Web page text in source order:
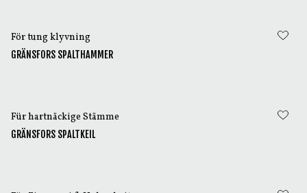
För tung klyvning
GRÄNSFORS SPALTHAMMER
Für hartnäckige Stämme
GRÄNSFORS SPALTKEIL